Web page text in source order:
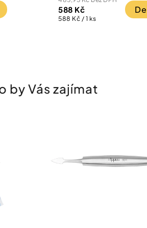
588 Kč
Měrná
588 Kč / 1 ks
by Vás zajímat